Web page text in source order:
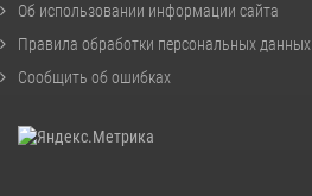
Об использовании информации сайта
Правила обработки персональных данных
Сообщить об ошибках